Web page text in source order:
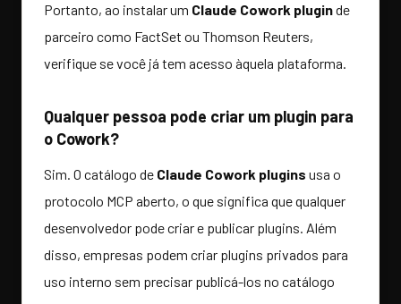
Portanto, ao instalar um Claude Cowork pluginde
parceiro como FactSet ou Thomson Reuters,
verifique se você já tem acesso àquela plataforma.
Qualquer pessoa pode criar um plugin para
o Cowork?
Sim. O catálogo de Claude Cowork plugins usa o
protocolo MCP aberto, o que significa que qualquer
desenvolvedor pode criar e publicar plugins. Além
disso, empresas podem criar plugins privados para
uso interno sem precisar publicá-los no catálogo